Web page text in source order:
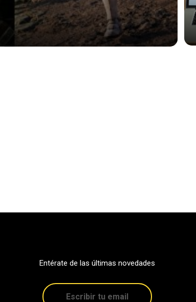
Entérate de las últimas novedades